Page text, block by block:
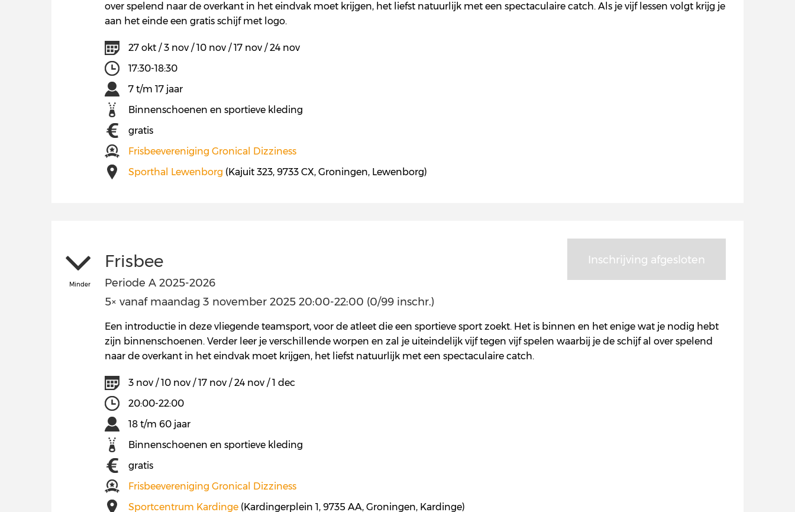
over spelend naar de overkant in het eindvak moet krijgen, het liefst natuurlijk met een spectaculaire catch. Als je vijf lessen volgt krijg je
aan het einde een gratis schijf met logo.
27 okt / 3 nov / 10 nov / 17 nov / 24 nov
17:30-18:30
7 t/m 17 jaar
Binnenschoenen en sportieve kleding
gratis
Frisbeevereniging Gronical Dizziness
Sporthal Lewenborg (Kajuit 323, 9733 CX, Groningen, Lewenborg)
Inschrijving afgesloten
Minder
Frisbee
Periode A 2025-2026
5× vanaf maandag 3 november 2025 20:00-22:00 (0/99 inschr.)
Een introductie in deze vliegende teamsport, voor de atleet die een sportieve sport zoekt. Het is binnen en het enige wat je nodig hebt
zijn binnenschoenen. Verder leer je verschillende worpen en zal je uiteindelijk vijf tegen vijf spelen waarbij je de schijf al over spelend
naar de overkant in het eindvak moet krijgen, het liefst natuurlijk met een spectaculaire catch.
3 nov / 10 nov / 17 nov / 24 nov / 1 dec
20:00-22:00
18 t/m 60 jaar
Binnenschoenen en sportieve kleding
gratis
Frisbeevereniging Gronical Dizziness
Sportcentrum Kardinge (Kardingerplein 1, 9735 AA, Groningen, Kardinge)